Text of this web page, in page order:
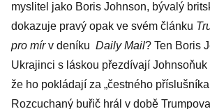
myslitel jako Boris Johnson, bývalý
dokazuje pravý opak ve svém článku
pro mírv deníku Daily Mail? Ten Boris
Ukrajinci s láskou přezdívají Johnsoňuk
že ho pokládají za „čestného
Rozcuchaný buřič hrál v době